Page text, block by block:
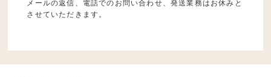
メールの返信、電話でのお問い合わせ、発送業務はお休みと
させていただきます。